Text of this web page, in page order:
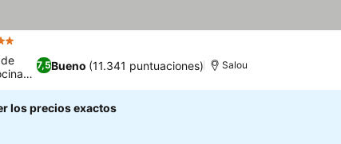
7,5Bueno (11.341 puntuaciones) Salou
los precios exactos